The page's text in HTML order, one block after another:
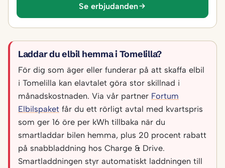
Se erbjudanden
Laddar du elbil hemma i Tomelilla?
För dig som äger eller funderar på att skaffa elbil
i Tomelilla kan elavtalet göra stor skillnad i
månadskostnaden. Via vår partner Fortum
Elbilspaket får du ett rörligt avtal med kvartspris
som ger 16 öre per kWh tillbaka när du
smartladdar bilen hemma, plus 20 procent rabatt
på snabbladdning hos Charge & Drive.
Smartladdningen styr automatiskt laddningen till